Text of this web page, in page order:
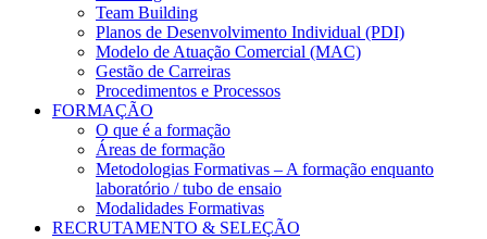
Team Building
Planos de Desenvolvimento Individual (PDI)
Modelo de Atuação Comercial (MAC)
Gestão de Carreiras
Procedimentos e Processos
FORMAÇÃO
O que é a formação
Áreas de formação
Metodologias Formativas – A formação enquanto
laboratório / tubo de ensaio
Modalidades Formativas
RECRUTAMENTO & SELEÇÃO